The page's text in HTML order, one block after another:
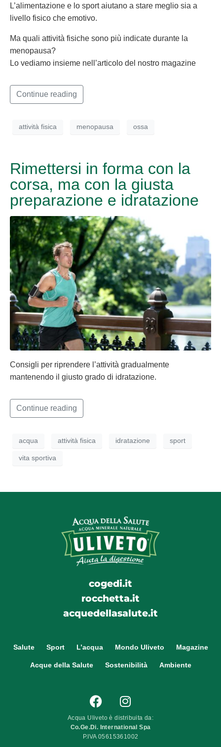
L’alimentazione e lo sport aiutano a stare meglio sia a
livello fisico che emotivo.
Ma quali attività fisiche sono più indicate durante la
menopausa?
Lo vediamo insieme nell’articolo del nostro magazine
Continue reading
attività fisica menopausa ossa
Rimettersi in forma con la
corsa, ma con la giusta
preparazione e idratazione
Consigli per riprendere l’attività gradualmente
mantenendo il giusto grado di idratazione.
Continue reading
acqua attività fisica idratazione sport
vita sportiva
cogedi.it
rocchetta.it
acquedellasalute.it
Salute Sport L’acqua Mondo Uliveto Magazine
Acque della Salute Sostenibilità Ambiente
Acqua Uliveto è distribuita da:
Co.Ge.Di. International Spa
P.IVA 05615361002